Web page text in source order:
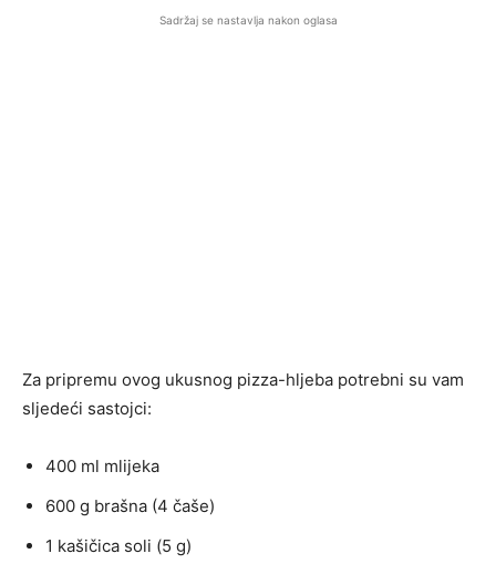
Sadržaj se nastavlja nakon oglasa
Za pripremu ovog ukusnog pizza-hljeba potrebni su vam
sljedeći sastojci:
400 ml mlijeka
600 g brašna (4 čaše)
1 kašičica soli (5 g)